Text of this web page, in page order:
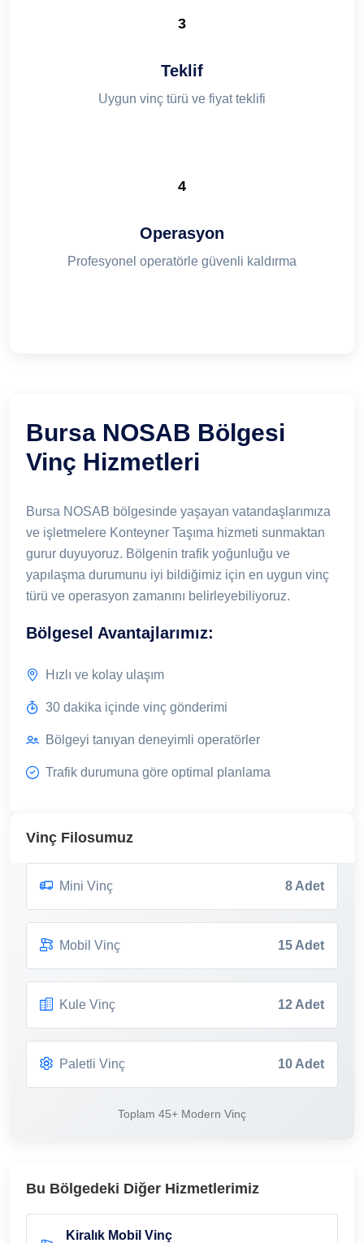
3
Teklif
Uygun vinç türü ve fiyat teklifi
4
Operasyon
Profesyonel operatörle güvenli kaldırma
Bursa NOSAB Bölgesi
Vinç Hizmetleri
Bursa NOSAB bölgesinde yaşayan vatandaşlarımıza
ve işletmelere Konteyner Taşıma hizmeti sunmaktan
gurur duyuyoruz. Bölgenin trafik yoğunluğu ve
yapılaşma durumunu iyi bildiğimiz için en uygun vinç
türü ve operasyon zamanını belirleyebiliyoruz.
Bölgesel Avantajlarımız:
Hızlı ve kolay ulaşım
30 dakika içinde vinç gönderimi
Bölgeyi tanıyan deneyimli operatörler
Trafik durumuna göre optimal planlama
Vinç Filosumuz
Mini Vinç 8 Adet
Mobil Vinç 15 Adet
Kule Vinç 12 Adet
Paletli Vinç 10 Adet
Toplam 45+ Modern Vinç
Bu Bölgedeki Diğer Hizmetlerimiz
Kiralık Mobil Vinç